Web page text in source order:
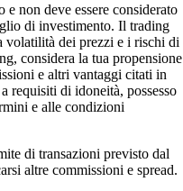
non deve essere considerato
di investimento. Il trading
volatilità dei prezzi e i rischi di
considera la tua propensione
e altri vantaggi citati in
requisiti di idoneità, possesso
e alle condizioni
di transazioni previsto dal
altre commissioni e spread.